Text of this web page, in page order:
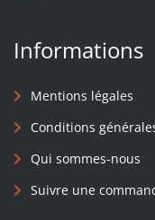
Informations
Mentions légales
Conditions
Qui sommes-nous
Suivre une